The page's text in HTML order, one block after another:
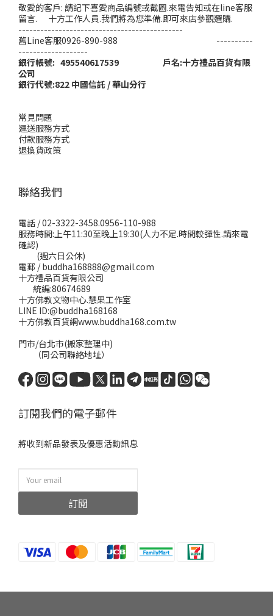
敬愛的客戶: 請記下喜愛商品編號或截圖.來電告知或在line客服
留言. 十方工作人員.我們將為您準備.即可來店參觀選購.
---------------------------------------------
舊Line客服0926-890-988 ----------
-------------------
銀行帳號: 495540617539 戶名:十方禮品百貨有限
公司
銀行代號:822 中國信託 / 華山分行
常見問題
運送服務方式
付款服務方式
退換貨政策
聯絡我們
電話 / 02-3322-3458.0956-110-988
服務時間:上午11:30至晚上19:30(人力不足.時間較彈性.請來電
確認)
(週六日公休)
電郵 / buddha168888@gmail.com
十方禮品百貨有限公司
統編:80674689
十方佛教文物中心.慧果工作室
LINE ID:@buddha168168
十方佛教百貨網www.buddha168.com.tw
門市/台北市(搬家整理中)
（同公司聯絡地址）
訂閱我們的電子郵件
將收到新品發表及優惠活動訊息
訂閱